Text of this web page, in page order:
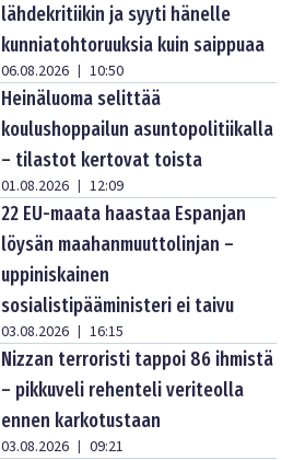
lähdekritiikin ja syyti hänelle
kunniatohtoruuksia kuin saippuaa
06.08.2026 | 10:50
Heinäluoma selittää
koulushoppailun asuntopolitiikalla
– tilastot kertovat toista
01.08.2026 | 12:09
22 EU-maata haastaa Espanjan
löysän maahanmuuttolinjan –
uppiniskainen
sosialistipääministeri ei taivu
03.08.2026 | 16:15
Nizzan terroristi tappoi 86 ihmistä
– pikkuveli rehenteli veriteolla
ennen karkotustaan
03.08.2026 | 09:21